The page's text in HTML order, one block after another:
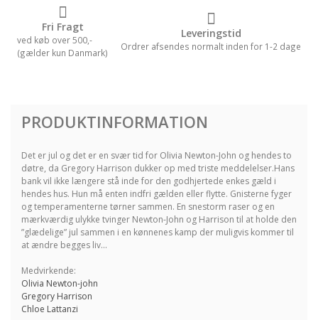
Fri Fragt
ved køb over 500,-
(gælder kun Danmark)
Leveringstid
Ordrer afsendes normalt inden for 1-2 dage
PRODUKTINFORMATION
Det er jul og det er en svær tid for Olivia Newton-John og hendes to
døtre, da Gregory Harrison dukker op med triste meddelelser.Hans
bank vil ikke længere stå inde for den godhjertede enkes gæld i
hendes hus. Hun må enten indfri gælden eller flytte. Gnisterne fyger
og temperamenterne tørner sammen. En snestorm raser og en
mærkværdig ulykke tvinger Newton-John og Harrison til at holde den
”glædelige” jul sammen i en kønnenes kamp der muligvis kommer til
at ændre begges liv...
Medvirkende:
Olivia Newton-john
Gregory Harrison
Chloe Lattanzi